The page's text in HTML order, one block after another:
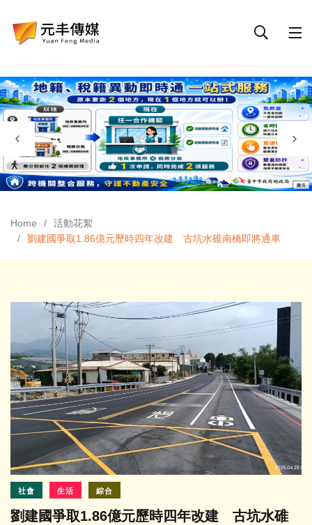
Home
活動花絮
劉建國爭取1.86億元歷時四年改建 古坑水碓南橋即將通車
社會 生活 綜合
劉建國爭取1.86億元歷時四年改建 古坑水碓